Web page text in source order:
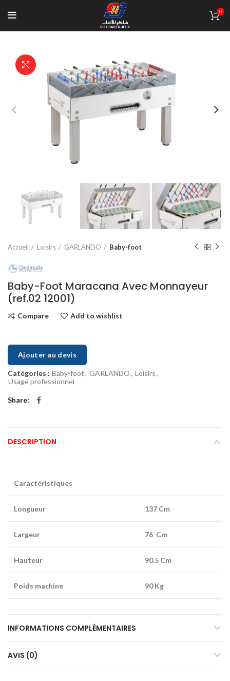
0
Click to enlarge
Accueil Loisirs GARLANDO Baby-foot
Baby-Foot Maracana Avec Monnayeur
(ref.02 12001)
Compare Add to wishlist
Ajouter au devis
Catégories : Baby-foot, GARLANDO, Loisirs,
Usage professionnel
Share
DESCRIPTION
Caractéristiques
Longueur 137 Cm
Largeur 76 Cm
Hauteur 90.5 Cm
Poids machine 90 Kg
INFORMATIONS COMPLÉMENTAIRES
AVIS (0)